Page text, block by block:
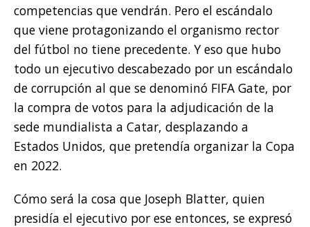
competencias que vendrán. Pero el escándalo
que viene protagonizando el organismo rector
del fútbol no tiene precedente. Y eso que hubo
todo un ejecutivo descabezado por un escándalo
de corrupción al que se denominó FIFA Gate, por
la compra de votos para la adjudicación de la
sede mundialista a Catar, desplazando a
Estados Unidos, que pretendía organizar la Copa
en 2022.
Cómo será la cosa que Joseph Blatter, quien
presidía el ejecutivo por ese entonces, se expresó